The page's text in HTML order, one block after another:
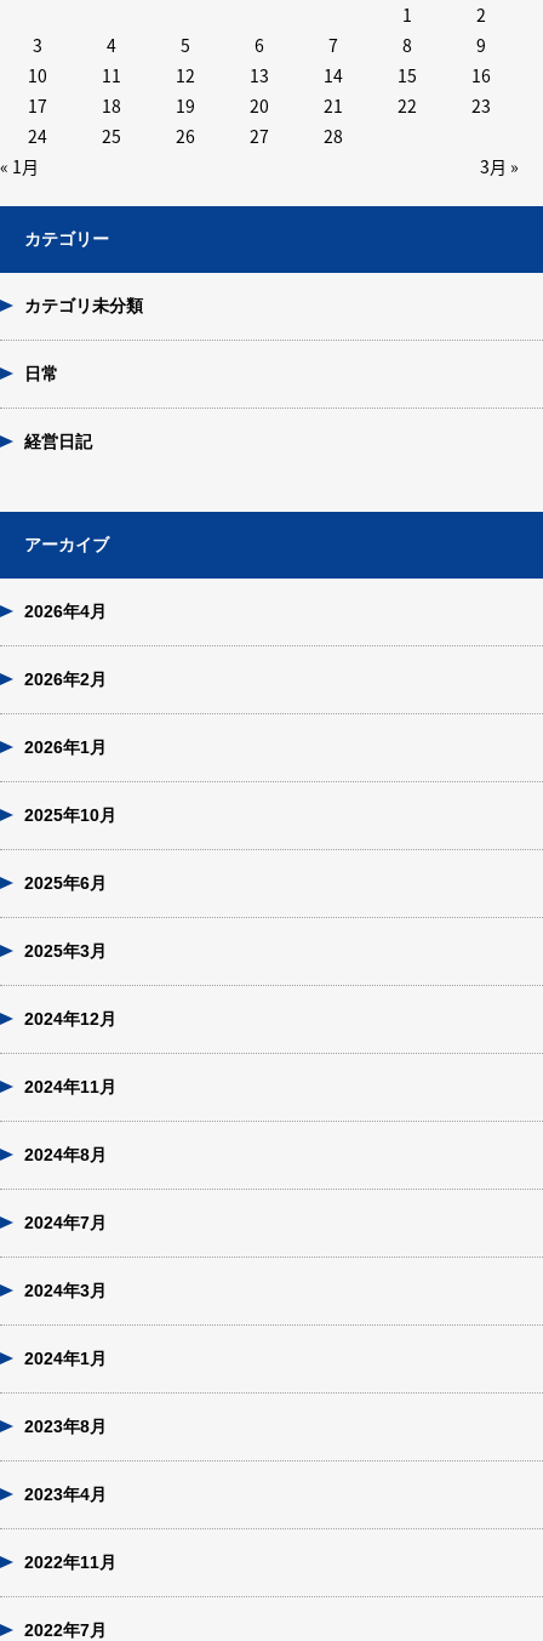
« 1月 3月 »
1
2
3
4 5 6 7 8
9
10
11 12 13 14 15
16
17
18 19 20 21 22
23
24
25 26 27 28
カテゴリー
カテゴリ未分類
日常
経営日記
アーカイブ
2026年4月
2026年2月
2026年1月
2025年10月
2025年6月
2025年3月
2024年12月
2024年11月
2024年8月
2024年7月
2024年3月
2024年1月
2023年8月
2023年4月
2022年11月
2022年7月